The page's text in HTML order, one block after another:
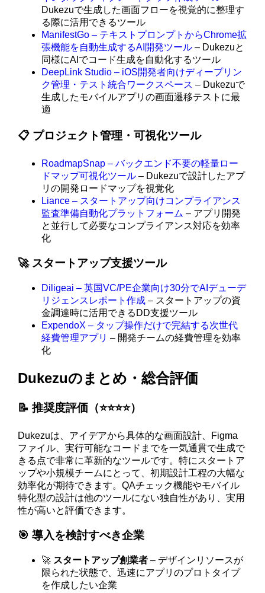
Dukezuで生成した画面フローを視覚的に整理す
る際に活用できるツール
ManifestGo – テキストプロンプトからChrome拡
張機能を自動生成するAI開発ツール – Dukezuと
同様にAIでコード生成を自動化するツール
DeepLink Studio – iOS開発者向けディープリン
ク管理・テスト統合ワークスペース – Dukezuで
生成したモバイルアプリの画面遷移テストに最
適
📋 プロジェクト管理・可視化ツール
RoadmapSnap – バックエンド不要の軽量ロー
ドマップ可視化ツール – Dukezuで設計したアプ
リの開発ロードマップを視覚化
Liance – スタートアップ向けコンプライアンス
監査準備自動化プラットフォーム – アプリ開発
と並行して必要なコンプライアンス対応を効率
化
🚀 スタートアップ支援ツール
Diligeai – 英国VC/PE企業向け30分でAIデューデ
リジェンスレポート作成 – スタートアップの資
金調達時に活用できるDD支援ツール
ExpendoX – タップ操作だけで完結する次世代
経費管理アプリ – 開発チームの経費管理を効率
化
Dukezuのまとめ・総合評価
📝 推奨度評価（⭐️⭐️⭐️⭐️）
Dukezuは、アイデアから具体的な画面設計、Figma
ファイル、実行可能なコードまでを一気通貫で生成で
きる点で非常に革新的なツールです。特にスタートア
ップや小規模チームにとって、初期設計工程の大幅な
効率化が期待できます。QAチェック機能やモバイル
特化型の設計は他のツールにない独自性があり、実用
性が高いと評価できます。
🎯 導入を検討すべき企業
🚀 スタートアップ創業者 – デザインリソースが
限られた状態で、迅速にアプリのプロトタイプ
を作成したい企業